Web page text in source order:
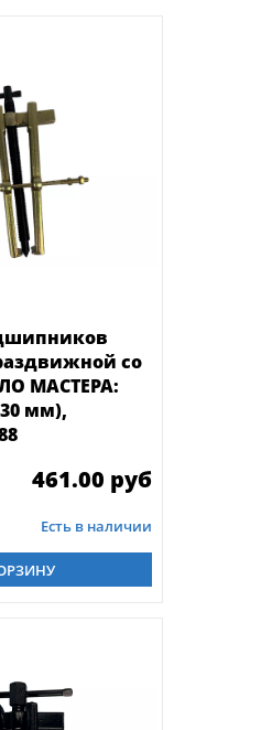
со
МАСТЕРА:
мм),
461.00 руб
Есть в наличии